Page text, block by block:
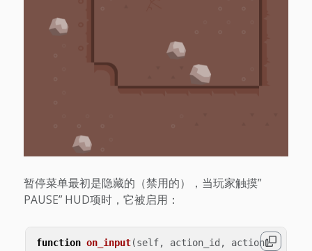
暂停菜单最初是隐藏的（禁用的），当玩家触摸”
PAUSE” HUD项时，它被启用：
function on_input(self, action_id , action)